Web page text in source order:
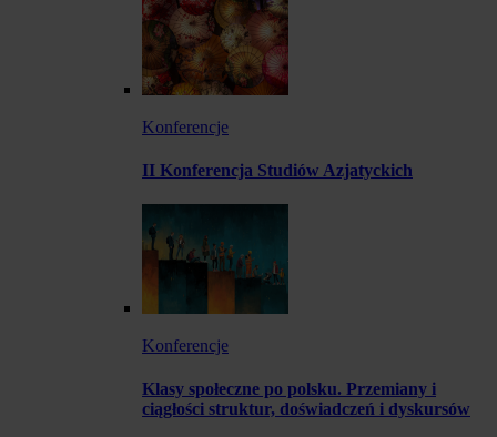
Konferencje
II Konferencja Studiów Azjatyckich
Konferencje
Klasy społeczne po polsku. Przemiany i
ciągłości struktur, doświadczeń i dyskursów